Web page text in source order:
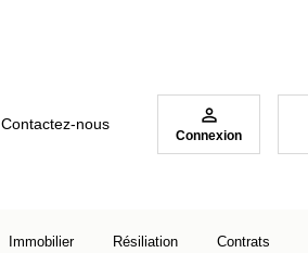
Contactez-nous 
Connexion
Immobilier Résiliation Contrats